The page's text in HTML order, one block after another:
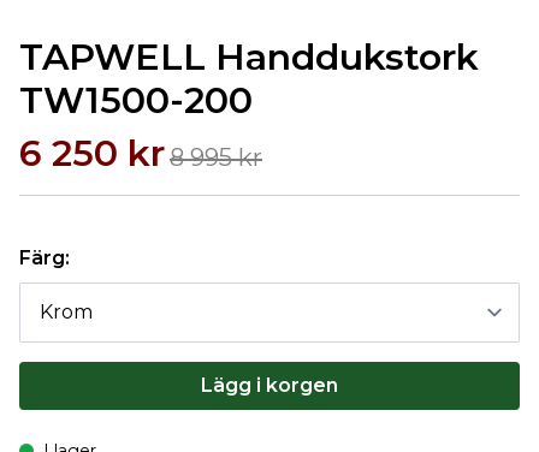
TAPWELL Handdukstork
TW1500-200
6 250 kr8 995 kr
Färg:
Lägg i korgen